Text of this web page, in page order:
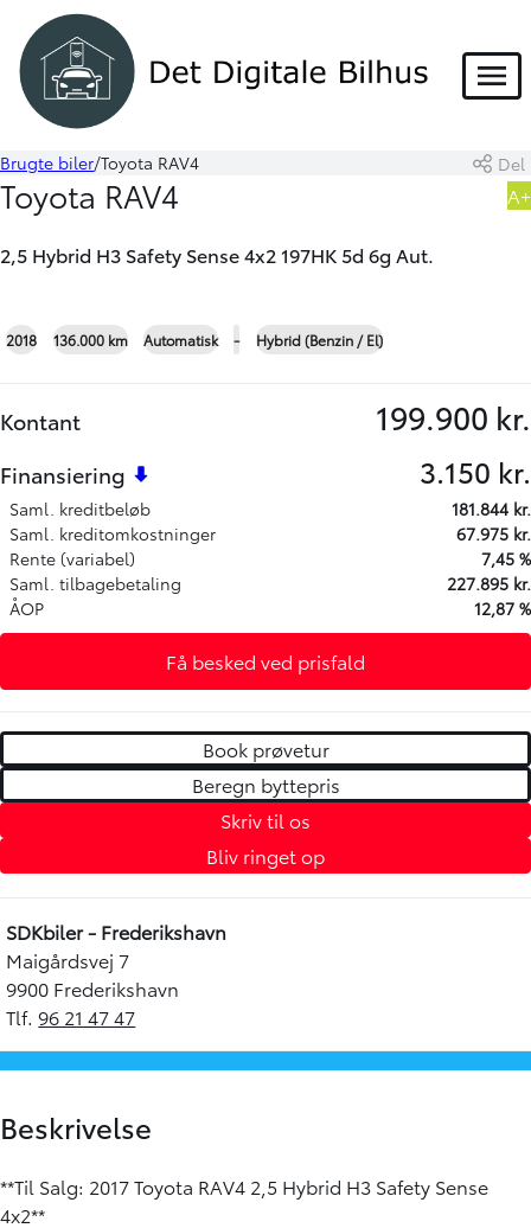
Menu
Book prøvetur
Beregn byttepris
Skriv til os
Brugte biler Toyota RAV4 Del
Toyota RAV4
2,5 Hybrid H3 Safety Sense 4x2 197HK 5d 6g Aut.
A+
HYBRID
2018 136.000 km Automatisk - Hybrid (Benzin / El)
Kontant 199.900 kr.
Finansiering 3.150 kr.
Saml. kreditbeløb
181.844 kr.
Saml. kreditomkostninger
67.975 kr.
Rente (variabel)
7,45 %
Saml. tilbagebetaling
227.895 kr.
ÅOP
12,87 %
Få besked ved prisfald
Book prøvetur
Beregn byttepris
Skriv til os
Bliv ringet op
SDKbiler - Frederikshavn
Maigårdsvej 7
9900 Frederikshavn
Tlf.96 21 47 47
Beskrivelse
**Til Salg: 2017 Toyota RAV4 2,5 Hybrid H3 Safety Sense
4x2**